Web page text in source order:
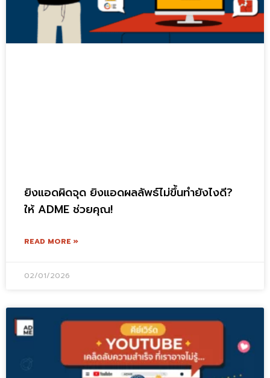
ยิงแอดผิดจุด ยิงแอดผลลัพธ์ไม่ขึ้นทำยังไงดี?
ให้ ADME ช่วยคุณ!
READ MORE »
02/01/2026